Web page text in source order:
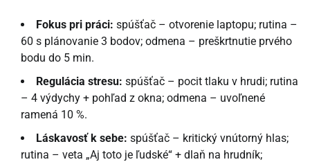
Fokus pri práci: spúšťač – otvorenie laptopu; rutina –
60 s plánovanie 3 bodov; odmena – preškrtnutie prvého
bodu do 5 min.
Regulácia stresu: spúšťač – pocit tlaku v hrudi; rutina
– 4 výdychy + pohľad z okna; odmena – uvoľnené
ramená 10 %.
Láskavosť k sebe: spúšťač – kritický vnútorný hlas;
rutina – veta „Aj toto je ľudské“ + dlaň na hrudník;